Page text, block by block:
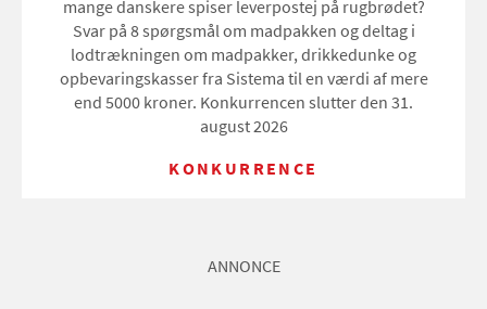
mange danskere spiser leverpostej på rugbrødet?
Svar på 8 spørgsmål om madpakken og deltag i
lodtrækningen om madpakker, drikkedunke og
opbevaringskasser fra Sistema til en værdi af mere
end 5000 kroner. Konkurrencen slutter den 31.
august 2026
KONKURRENCE
ANNONCE